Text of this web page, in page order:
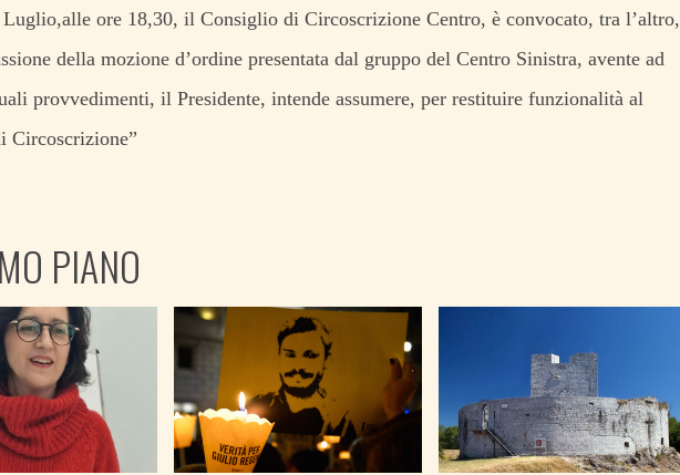
ore 18,30, il Consiglio di Circoscrizione Centro, è convocato, tra l’altro,
della mozione d’ordine presentata dal gruppo del Centro Sinistra, avente ad
provvedimenti, il Presidente, intende assumere, per restituire funzionalità al
Circoscrizione”
PIANO